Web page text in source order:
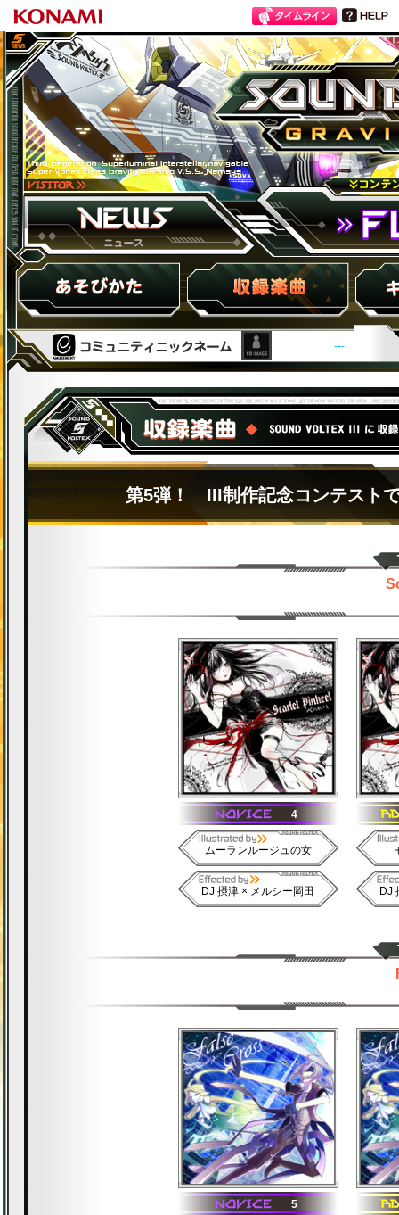
SOUND VOLTEX III GRAVITY WARS
ニュース FLOOR
HOW to PLAY 収録楽曲
キャラ紹
---
第5弾！ III制作記念コンテスト
4
ムーランルージュの女
DJ 摂津 × メルシー岡田 DJ
5